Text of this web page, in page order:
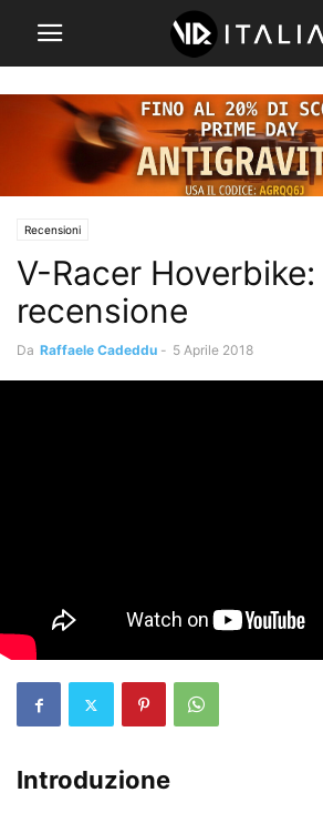
Recensioni
V-Racer Hoverbike:
recensione
Da Raffaele Cadeddu - 5 Aprile 2018
Introduzione